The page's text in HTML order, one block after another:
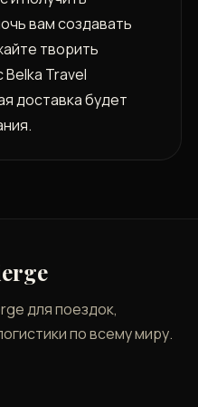
вам создавать
творить
Travel
доставка будет
для поездок,
по всему миру.